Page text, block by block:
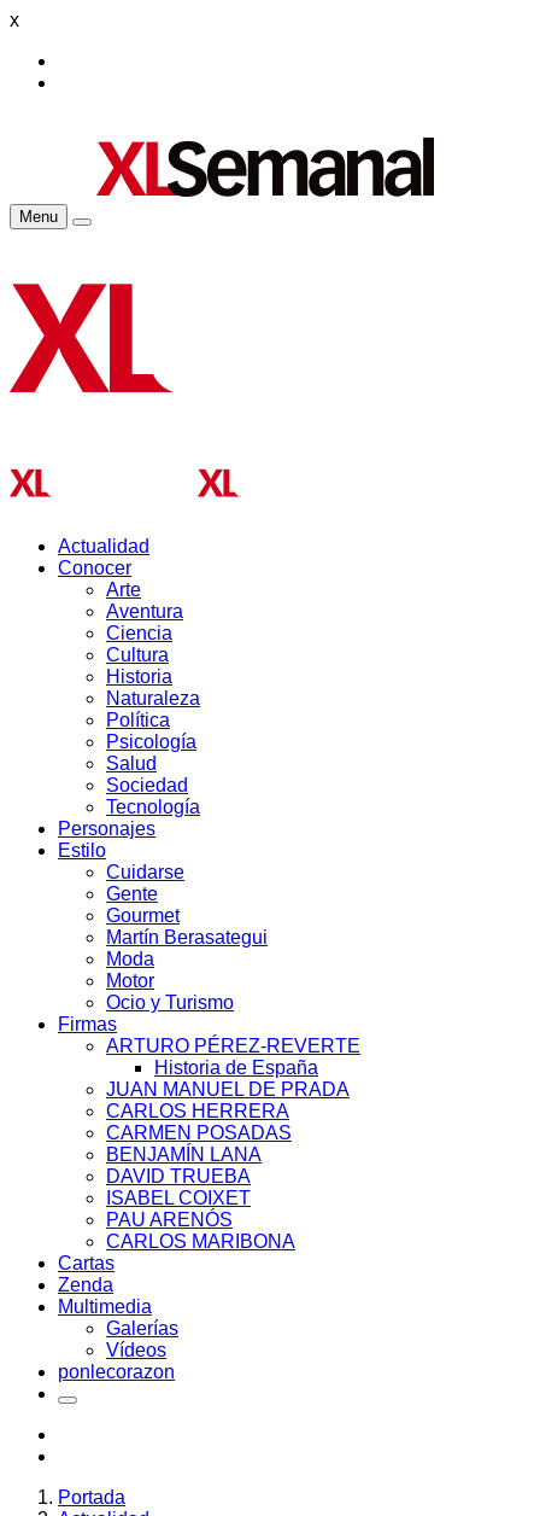
x
Menu
Actualidad
Conocer
Arte
Aventura
Ciencia
Cultura
Historia
Naturaleza
Política
Psicología
Salud
Sociedad
Tecnología
Personajes
Estilo
Cuidarse
Gente
Gourmet
Martín Berasategui
Moda
Motor
Ocio y Turismo
Firmas
ARTURO PÉREZ-REVERTE
Historia de España
JUAN MANUEL DE PRADA
CARLOS HERRERA
CARMEN POSADAS
BENJAMÍN LANA
DAVID TRUEBA
ISABEL COIXET
PAU ARENÓS
CARLOS MARIBONA
Cartas
Zenda
Multimedia
Galerías
Vídeos
ponlecorazon
Portada